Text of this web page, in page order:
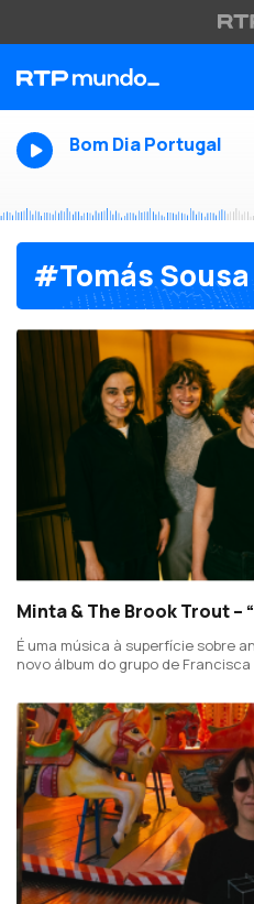
Bom Dia Portugal
#Tomás Sousa
Minta & The Brook Trout –
É uma música à superfície sobre
novo álbum do grupo de